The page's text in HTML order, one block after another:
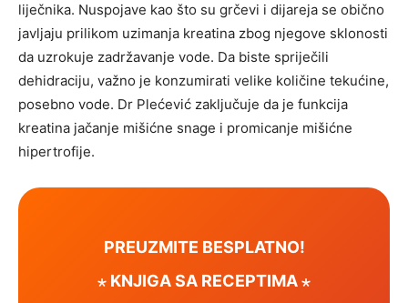
liječnika. Nuspojave kao što su grčevi i dijareja se obično
javljaju prilikom uzimanja kreatina zbog njegove sklonosti
da uzrokuje zadržavanje vode. Da biste spriječili
dehidraciju, važno je konzumirati velike količine tekućine,
posebno vode. Dr Plećević zaključuje da je funkcija
kreatina jačanje mišićne snage i promicanje mišićne
hipertrofije.
PREUZMITE BESPLATNO!
⋆ KNJIGA SA RECEPTIMA ⋆